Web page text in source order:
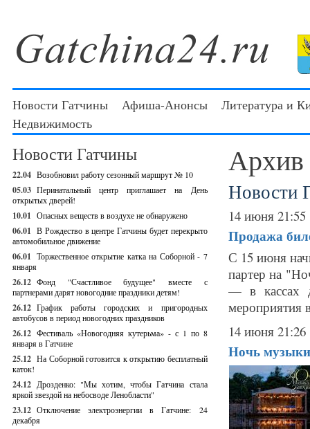
Новости Гатчины Афиша-Анонсы
Литература и
Недвижимость
Новости Гатчины
22.04 Возобновил работу сезонный маршрут № 10
05.03 Перинатальный центр приглашает на День
открытых дверей!
10.01 Опасных веществ в воздухе не обнаружено
06.01 В Рождество в центре Гатчины будет перекрыто
автомобильное движение
06.01 Торжественное открытие катка на Соборной - 7
января
26.12 Фонд "Счастливое будущее" вместе с
партнерами дарят новогодние праздники детям!
26.12 График работы городских и пригородных
автобусов в период новогодних праздников
26.12 Фестиваль «Новогодняя кутерьма» - с 1 по 8
января в Гатчине
25.12 На Соборной готовится к открытию бесплатный
каток!
24.12 Дрозденко: "Мы хотим, чтобы Гатчина стала
яркой звездой на небосводе Ленобласти"
23.12 Отключение электроэнергии в Гатчине: 24
декабря
Архив
Новости
14 июня 21:55
Продажа
С 15 июня
партер на
— в кассах
мероприятия
14 июня 21:26
Ночь